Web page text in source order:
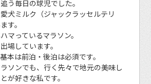
う毎日の球児でした。
犬ミルク（ジャックラッセルテリ
す。
マっているマラソン。
場しています。
本は前泊・後泊は必須です。
ソンでも、行く先々で地元の美味し
が好きな私です。